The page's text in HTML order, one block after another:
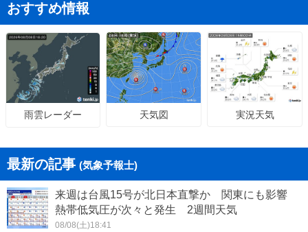
おすすめ情報
雨雲レーダー 天気図 実況天気
最新の記事 (気象予報士)
来週は台風15号が北日本直撃か 関東にも影響
熱帯低気圧が次々と発生 2週間天気
08/08(土)18:41